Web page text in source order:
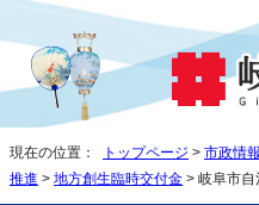
現在の位置： トップページ > 市政情報
推進 > 地方創生臨時交付金 > 岐阜市